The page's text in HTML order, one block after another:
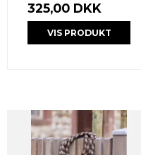
325,00 DKK
VIS PRODUKT